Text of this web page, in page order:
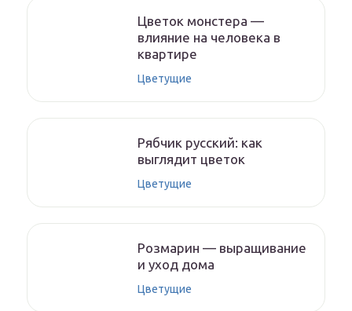
Цветок монстера —
влияние на человека в
квартире
Цветущие
Рябчик русский: как
выглядит цветок
Цветущие
Розмарин — выращивание
и уход дома
Цветущие